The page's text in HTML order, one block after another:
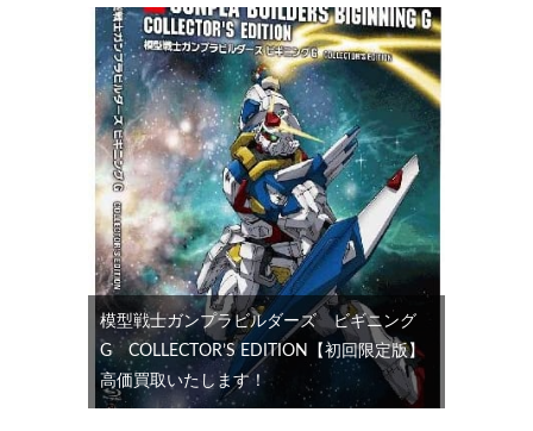
模型戦士ガンプラビルダーズ ビギニング
G COLLECTOR’S EDITION【初回限定版】
高価買取いたします！